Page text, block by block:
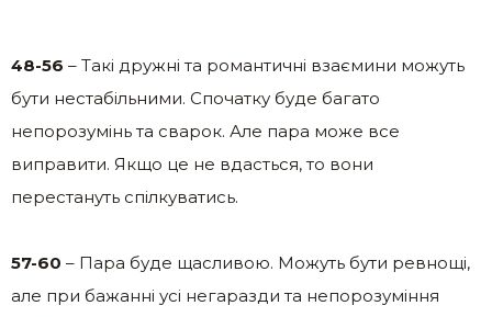
48-56 – Такі дружні та романтичні взаємини можуть
бути нестабільними. Спочатку буде багато
непорозумінь та сварок. Але пара може все
виправити. Якщо це не вдасться, то вони
перестануть спілкуватись.
57-60 – Пара буде щасливою. Можуть бути ревнощі,
але при бажанні усі негаразди та непорозуміння